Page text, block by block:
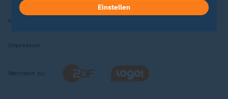
Nutzungsbedingungen
Impressum
Wechseln zu:
Hier findest du das Impressum.
Einstellen